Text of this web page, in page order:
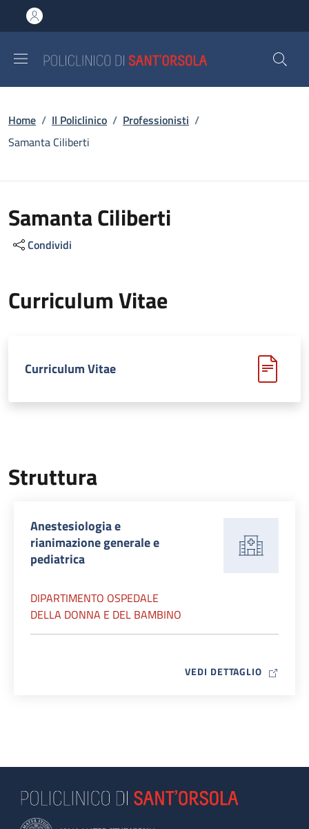
al contenuto principale
to footer content
Briciole di pane
Home / Il Policlinico / Professionisti /
Samanta Ciliberti
Samanta Ciliberti
Condividi
Curriculum Vitae
Curriculum Vitae
Struttura
Anestesiologia e
rianimazione generale e
pediatrica
DIPARTIMENTO OSPEDALE
DELLA DONNA E DEL BAMBINO
VEDI DETTAGLIO MAP ICON